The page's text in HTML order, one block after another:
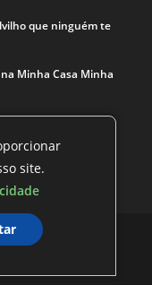
que ninguém te
Minha Casa Minha
Exclusão de Dados
site.